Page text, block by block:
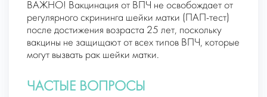
ВАЖНО! Вакцинация от ВПЧ не освобождает от
регулярного скрининга шейки матки (ПАП-тест)
после достижения возраста 25 лет, поскольку
вакцины не защищают от всех типов ВПЧ, которые
могут вызвать рак шейки матки.
ЧАСТЫЕ ВОПРОСЫ